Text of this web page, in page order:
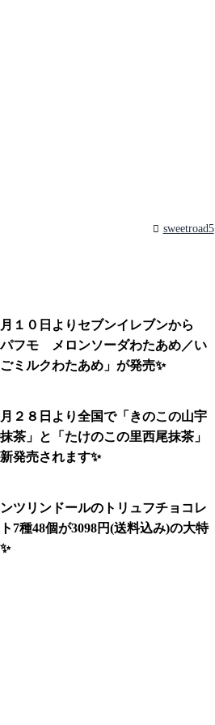
sweetroad5
月１０日よりセブンイレブンから
パフモ メロンソーダわたあめ／い
ミルクわたあめ」が発売✨
月２８日より全国で「きのこの山宇
茶」と「たけのこの里西尾抹茶」
発売されます✨
ツリンドールのトリュフチョコレ
7種48個が3098円(送料込み)の大特